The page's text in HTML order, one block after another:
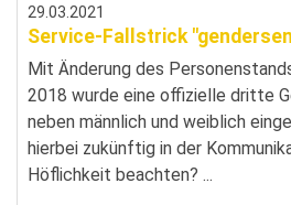
29.03.2021
Service-Fallstrick
Mit Änderung des
2018 wurde eine offizielle dritte
neben männlich und weiblich
hierbei zukünftig in der
Höflichkeit beachten? ...